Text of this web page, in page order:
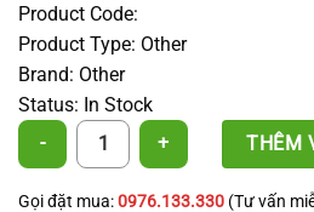
Product Code:
Product Type: Other
Brand: Other
Status: In Stock
Multipurpose plastic shopping basket
THÊM
Gọi đặt mua:0976.133.330 (Tư vấn